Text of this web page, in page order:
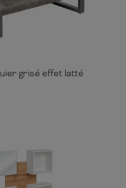
115cm
grisé effet latté